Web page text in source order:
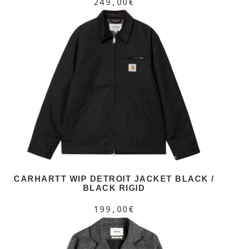
CARHARTT WIP DETROIT JACKET BLACK /
BLACK RIGID
199,00€